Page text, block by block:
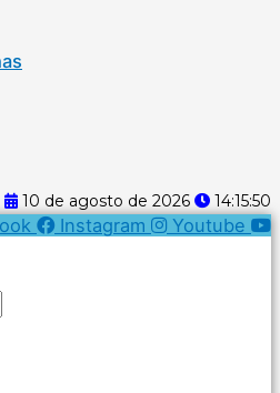
10 de agosto de 2026 14:15:51
Instagram Youtube